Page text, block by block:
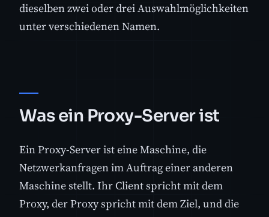
dieselben zwei oder drei Auswahlmöglichkeiten
unter verschiedenen Namen.
Was ein Proxy-Server ist
Ein Proxy-Server ist eine Maschine, die
Netzwerkanfragen im Auftrag einer anderen
Maschine stellt. Ihr Client spricht mit dem
Proxy, der Proxy spricht mit dem Ziel, und die